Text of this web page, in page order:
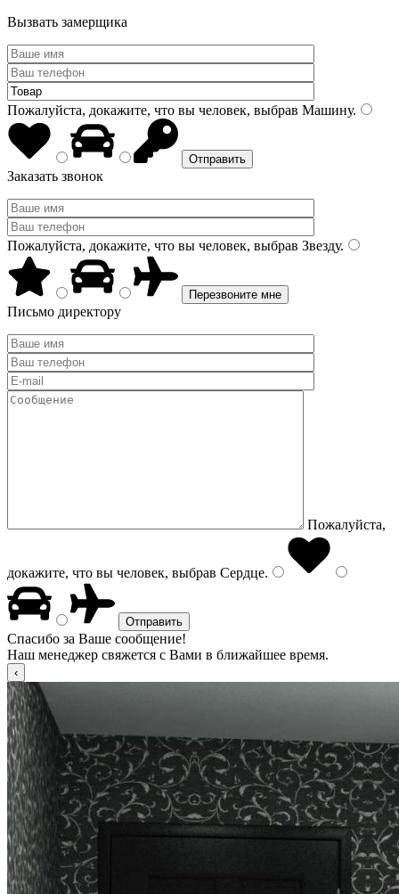
Вызвать замерщика
Пожалуйста, докажите, что вы человек, выбрав Машину.
Заказать звонок
Пожалуйста, докажите, что вы человек, выбрав Звезду.
Письмо директору
Пожалуйста,
докажите, что вы человек, выбрав Сердце.
Спасибо за Ваше сообщение!
Наш менеджер свяжется с Вами в ближайшее время.